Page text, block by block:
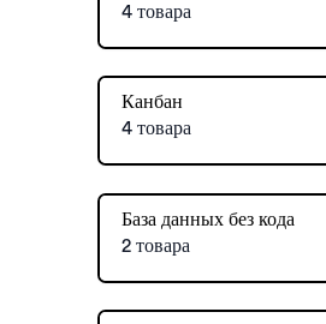
4 товара
Канбан
4 товара
База данных без кода
2 товара